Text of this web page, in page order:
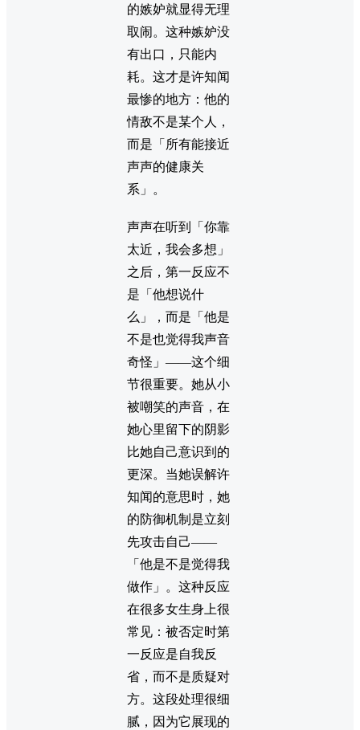
的嫉妒就显得无理
取闹。这种嫉妒没
有出口，只能内
耗。这才是许知闻
最惨的地方：他的
情敌不是某个人，
而是「所有能接近
声声的健康关
系」。
声声在听到「你靠
太近，我会多想」
之后，第一反应不
是「他想说什
么」，而是「他是
不是也觉得我声音
奇怪」——这个细
节很重要。她从小
被嘲笑的声音，在
她心里留下的阴影
比她自己意识到的
更深。当她误解许
知闻的意思时，她
的防御机制是立刻
先攻击自己——
「他是不是觉得我
做作」。这种反应
在很多女生身上很
常见：被否定时第
一反应是自我反
省，而不是质疑对
方。这段处理很细
腻，因为它展现的